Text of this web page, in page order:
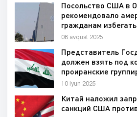
Посольство США в
рекомендовало
гражданам
связанных с
08 avqust 2025
Представитель
должен взять под
проиранские
10 iyun 2025
Китай наложил
санкций США